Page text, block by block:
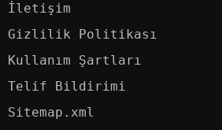
İletişim
Gizlilik Politikası
Kullanım Şartları
Telif Bildirimi
Sitemap.xml